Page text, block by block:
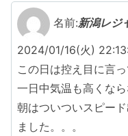
名前:新潟レジ
2024/01/16(火)
この日は控え目に言
一日中気温も高くなら
朝はついついスピー
ました。。。